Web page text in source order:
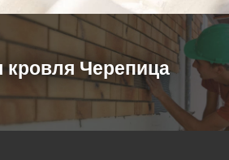
кровля Черепица